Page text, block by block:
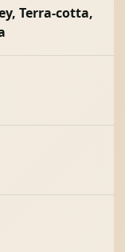
Terra-cotta,